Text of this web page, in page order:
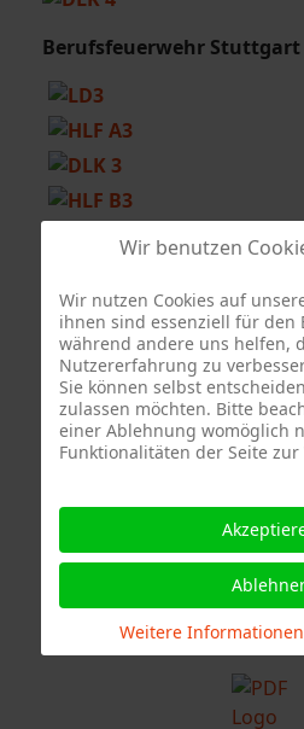
Berufsfeuerwehr Stuttgart
Quelle Fotos:
Wir benutzen
Wir nutzen Cookies auf
ihnen sind essenziell für den
während andere uns helfen,
Nutzererfahrung zu
Sie können selbst
zulassen möchten. Bitte
einer Ablehnung womöglich
Funktionalitäten der Seite
Weitere Informationen